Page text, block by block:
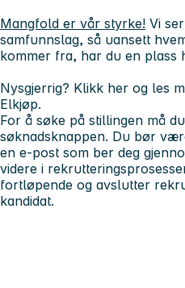
Mangfold er vår styrke! Vi
samfunnslag, så uansett
kommer fra, har du en plass
Nysgjerrig? Klikk her og les
Elkjøp.
For å søke på stillingen må
søknadsknappen. Du bør
en e-post som ber deg
videre i
fortløpende og avslutter
kandidat.